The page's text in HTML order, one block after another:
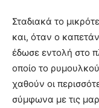
Σταδιακά το
και, όταν ο
έδωσε εντολή στο
οποίο το
χαθούν οι
σύμφωνα με τις